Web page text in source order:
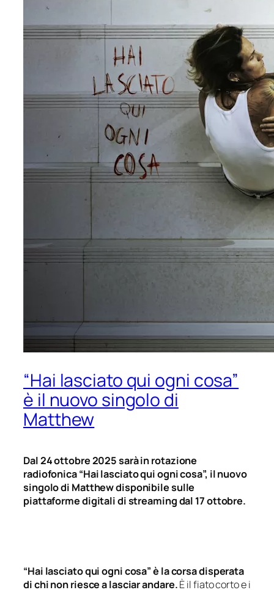
“Hai lasciato qui ogni cosa”
è il nuovo singolo di
Matthew
Dal 24 ottobre 2025 sarà in rotazione
radiofonica “Hai lasciato qui ogni cosa”, il nuovo
singolo di Matthew disponibile sulle
piattaforme digitali di streaming dal 17 ottobre.
“Hai lasciato qui ogni cosa” è la corsa disperata
di chi non riesce a lasciar andare.È il fiato corto e i